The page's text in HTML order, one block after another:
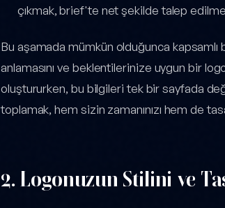
çıkmak, brief'te net şekilde talep
Bu aşamada mümkün olduğunca kapsamlı
anlamasını ve beklentilerinize uygun bir
oluştururken, bu bilgileri tek bir sayfada
toplamak, hem sizin zamanınızı hem de
2. Logonuzun Stilini ve